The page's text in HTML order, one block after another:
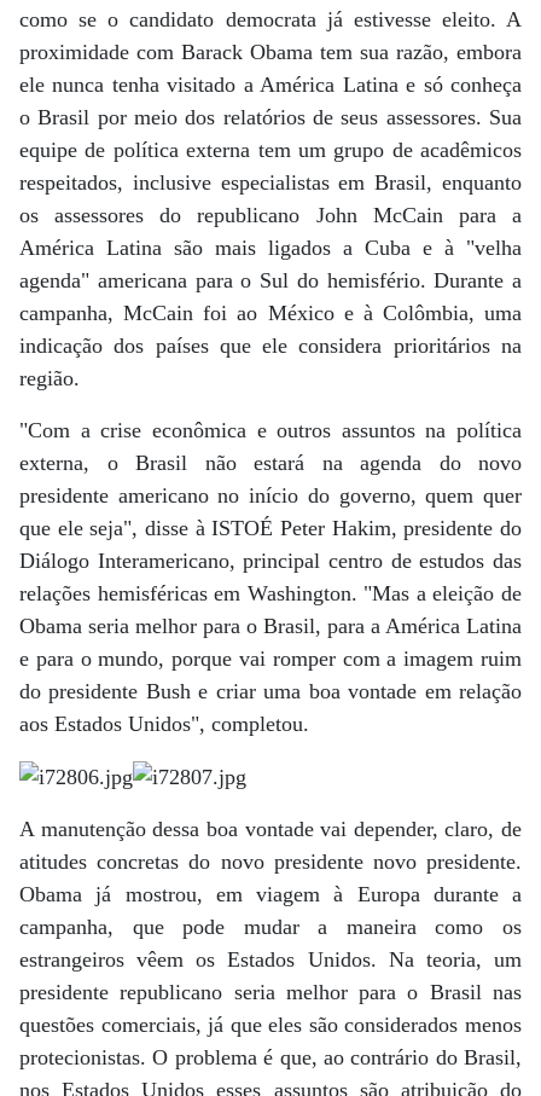
como se o candidato democrata já estivesse eleito. A
proximidade com Barack Obama tem sua razão, embora
ele nunca tenha visitado a América Latina e só conheça
o Brasil por meio dos relatórios de seus assessores. Sua
equipe de política externa tem um grupo de acadêmicos
respeitados, inclusive especialistas em Brasil, enquanto
os assessores do republicano John McCain para a
América Latina são mais ligados a Cuba e à "velha
agenda" americana para o Sul do hemisfério. Durante a
campanha, McCain foi ao México e à Colômbia, uma
indicação dos países que ele considera prioritários na
região.
"Com a crise econômica e outros assuntos na política
externa, o Brasil não estará na agenda do novo
presidente americano no início do governo, quem quer
que ele seja", disse à ISTOÉ Peter Hakim, presidente do
Diálogo Interamericano, principal centro de estudos das
relações hemisféricas em Washington. "Mas a eleição de
Obama seria melhor para o Brasil, para a América Latina
e para o mundo, porque vai romper com a imagem ruim
do presidente Bush e criar uma boa vontade em relação
aos Estados Unidos", completou.
A manutenção dessa boa vontade vai depender, claro, de
atitudes concretas do novo presidente novo presidente.
Obama já mostrou, em viagem à Europa durante a
campanha, que pode mudar a maneira como os
estrangeiros vêem os Estados Unidos. Na teoria, um
presidente republicano seria melhor para o Brasil nas
questões comerciais, já que eles são considerados menos
protecionistas. O problema é que, ao contrário do Brasil,
nos Estados Unidos esses assuntos são atribuição do